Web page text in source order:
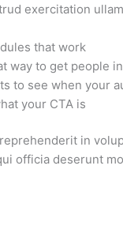
exercitation
that work
way to get people
to see when your
your CTA is
in
officia deserunt